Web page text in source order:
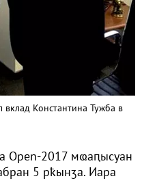
Константина Тужба в
Open-2017 мҩаԥысуан
5 рҟынӡа. Иара